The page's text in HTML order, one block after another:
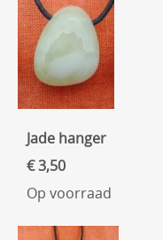
Jade hanger
€ 3,50
Op voorraad